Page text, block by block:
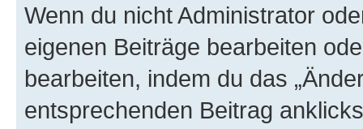
Wenn du nicht Administrator
eigenen Beiträge bearbeiten
bearbeiten, indem du das
entsprechenden Beitrag